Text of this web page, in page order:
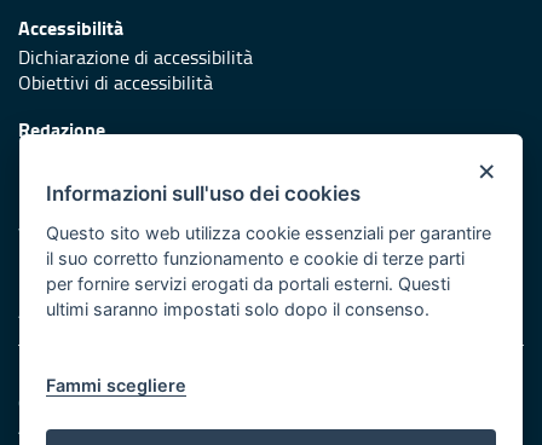
Accessibilità
Dichiarazione di accessibilità
Obiettivi di accessibilità
Redazione
Protezione civile
Vai al sito di Protezione Civile Puglia
Iniziativa finanziata con risorse del POR Puglia 2014/2020 -
Asse XI
Note legali
Cookie e privacy
Amministrazione trasparente
×
Informazioni sull'uso dei cookies
Questo sito web utilizza cookie essenziali per garantire
il suo corretto funzionamento e cookie di terze parti
per fornire servizi erogati da portali esterni. Questi
ultimi saranno impostati solo dopo il consenso.
Fammi scegliere